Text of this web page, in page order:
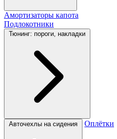
Амортизаторы капота
Подлокотники
Тюнинг: пороги, накладки
Авточехлы на сидения Оплётки